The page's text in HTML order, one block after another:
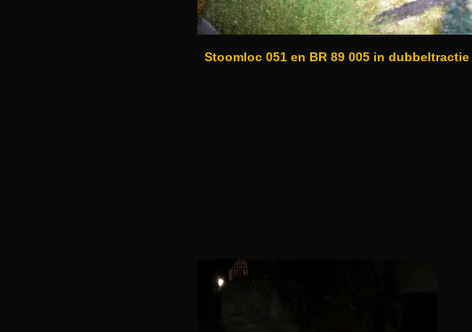
Stoomloc 051 en BR 89 005 in dubbeltractie